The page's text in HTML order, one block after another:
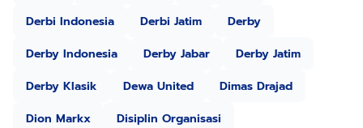
Derbi Indonesia
Derbi Jatim
Derby
Derby Indonesia
Derby Jabar
Derby Jatim
Derby Klasik
Dewa United
Dimas Drajad
Dion Markx
Disiplin Organisasi